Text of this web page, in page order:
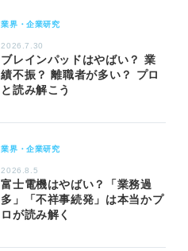
業界・企業研究
2026.7.30
ブレインパッドはやばい？ 業
績不振？ 離職者が多い？ プロ
と読み解こう
業界・企業研究
2026.8.5
富士電機はやばい？「業務過
多」「不祥事続発」は本当かプ
ロが読み解く